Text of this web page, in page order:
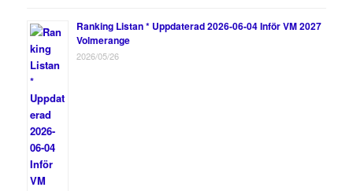
Ranking Listan * Uppdaterad 2026-06-04 Inför VM 2027
Volmerange
2026/05/26